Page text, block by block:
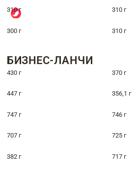
310 г 310 г
300 г 310 г
БИЗНЕС-ЛАНЧИ
430 г 370 г
447 г 356,1 г
747 г 746 г
707 г 725 г
382 г 717 г